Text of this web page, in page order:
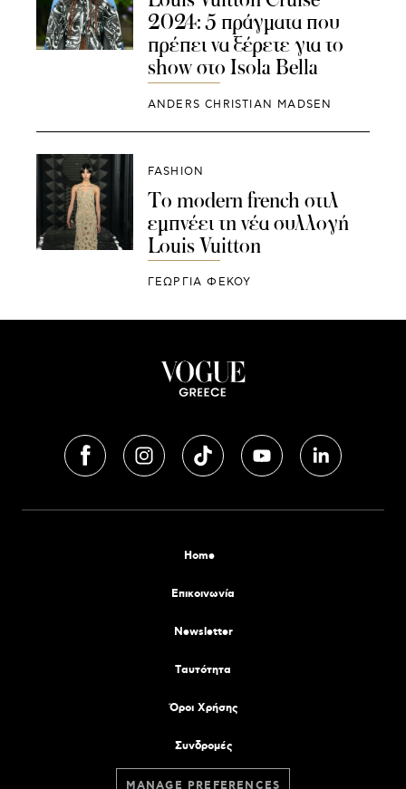
2024: 5 πράγματα που
πρέπει να ξέρετε για το
show στο Isola Bella
ANDERS CHRISTIAN MADSEN
FASHION
To modern french στιλ
εμπνέει τη νέα συλλογή
Louis Vuitton
ΓΕΩΡΓΙΑ ΦΕΚΟΥ
Home
Επικοινωνία
Newsletter
Tαυτότητα
Όροι Χρήσης
Συνδρομές
MANAGE PREFERENCES